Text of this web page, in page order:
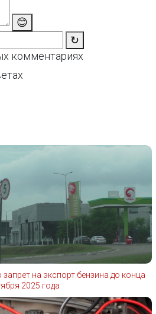
😊
↻
комментариях
на экспорт бензина до конца
2025 года